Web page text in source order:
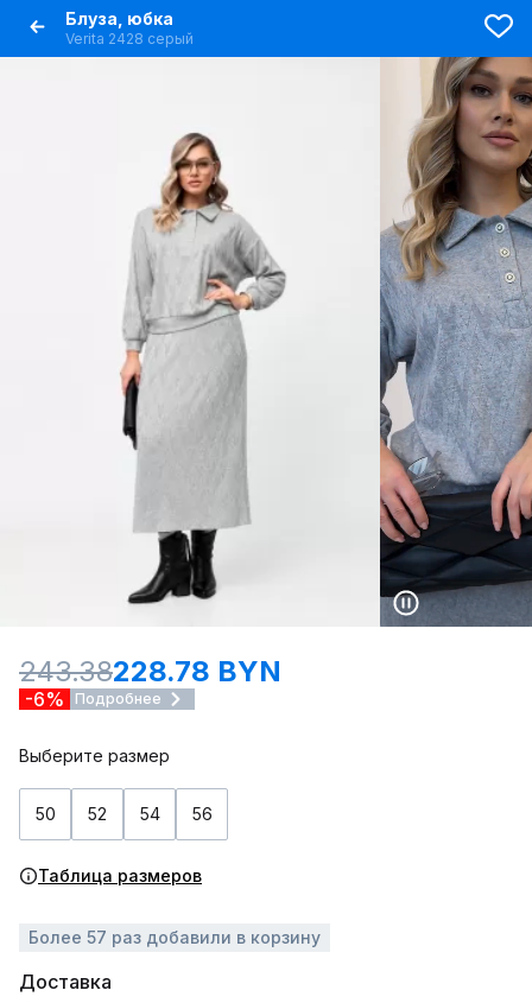
Блуза, юбка
Verita 2428 серый
243.38228.78 BYN
-6% Подробнее
Выберите размер
50 52 54 56
Таблица размеров
Более 57 раз добавили в корзину
Доставка